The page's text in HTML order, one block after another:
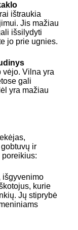
ištraukia
Jis mažiau
išsilydyti
jo prie ugnies.
vėjo. Vilna yra
gali
yra mažiau
ir
išgyvenimo
kurie
Jų stiprybė